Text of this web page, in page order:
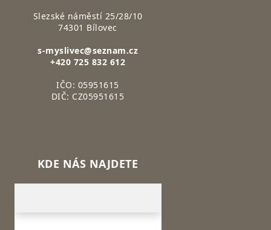
Slezské náměstí 25/28/10
74301 Bílovec
s-myslivec@seznam.cz
+420 725 832 612
IČO: 05951615
DIČ: CZ05951615
KDE NÁS NAJDETE